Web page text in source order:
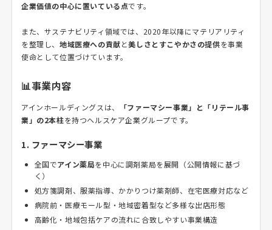
企業価値の中心に置いている点です。
また、サステナビリティ領域では、2020年以降にマテリアリティ
を整理し、地域医療への貢献と美しさとすこやかさの提供を事業
使命として位置づけています。
📊事業内容
アインホールディングスは、
「ファーマシー事業」と「リテール事
業」の2本柱を持つヘルスケア企業グループです。
1. ファーマシー事業
全国でアイン薬局を中心に調剤薬局を展開（公開情報に基づ
く）
処方箋調剤、服薬指導、かかりつけ薬剤師、在宅医療対応など
病院前・医療モール型・地域密着型など多様な出店形態
高齢化・地域包括ケアの流れに合致しやすい事業構造